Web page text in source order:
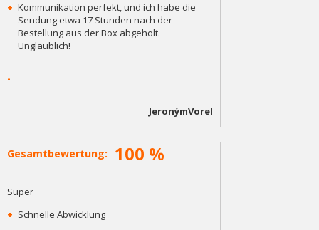
+ Kommunikation perfekt, und ich habe die
Sendung etwa 17 Stunden nach der
Bestellung aus der Box abgeholt.
Unglaublich!
-
JeronýmVorel
Gesamtbewertung: 100 %
Super
+ Schnelle Abwicklung